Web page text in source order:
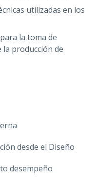
utilizadas en los
la toma de
la producción de
desde el Diseño
desempeño